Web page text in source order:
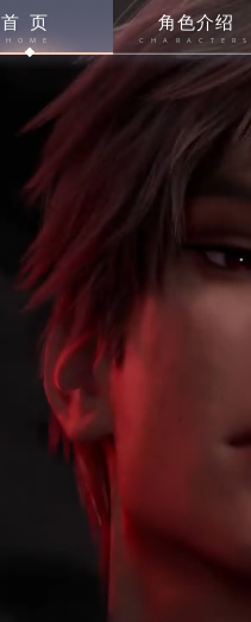
首页
HOME
角色介绍
CHARACTERS